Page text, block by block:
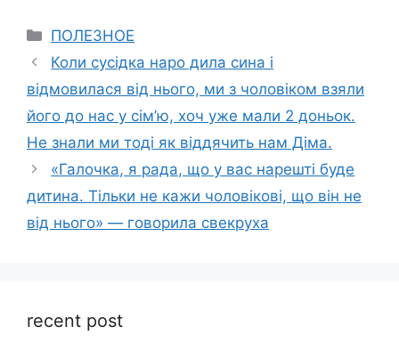
Categories
ПОЛЕЗНОЕ
Коли сусідка наро дила сина і
відмовилася від нього, ми з чоловіком взяли
його до нас у сім’ю, хоч уже мали 2 доньок.
Не знали ми тоді як віддячить нам Діма.
«Галочка, я рада, що у вас нарешті буде
дитина. Тільки не кажи чоловікові, що він не
від нього» — говорила свекруха
recent post